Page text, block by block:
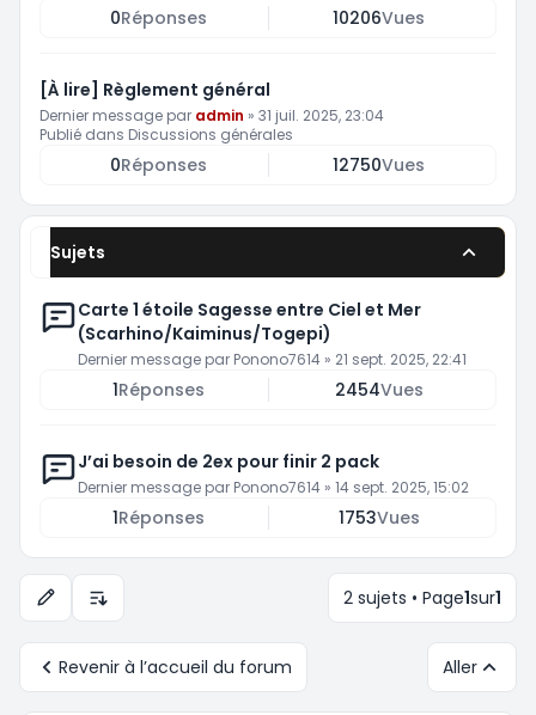
0Réponses 10206Vues
[À lire] Règlement général
Dernier message par admin » 31 juil. 2025, 23:04
Publié dans Discussions générales
0Réponses 12750Vues
Sujets
Carte 1 étoile Sagesse entre Ciel et Mer
(Scarhino/Kaiminus/Togepi)
Dernier message par Ponono7614 » 21 sept. 2025, 22:41
1Réponses 2454Vues
J’ai besoin de 2ex pour finir 2 pack
Dernier message par Ponono7614 » 14 sept. 2025, 15:02
1Réponses 1753Vues
Options d’affichage et de tri 2 sujets • Page1sur1
Revenir à l’accueil du forum Aller